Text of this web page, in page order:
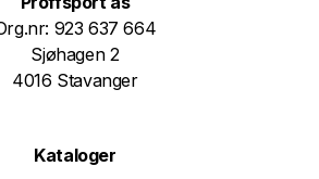
923 637 664
Sjøhagen 2
4016 Stavanger
Kataloger